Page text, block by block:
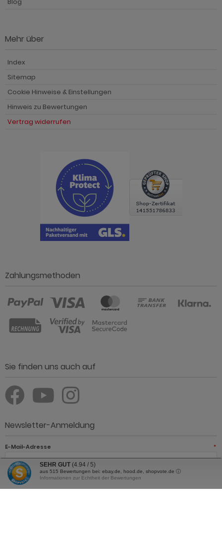
Mehr über
Index
Sitemap
Cookie Hinweise & Einstellungen
Hinweis zu Bewertungen
Vertrag widerrufen
Zahlungsmethoden
Sie finden uns auch auf
Newsletter-Anmeldung
E-Mail-Adresse *
JETZT ANMELDEN
SEHR GUT (4.94 / 5)
aus 515 Bewertungen bei: ebay.de, hood.de, shopvote.de ⓘ
Informationen zur Echtheit der Bewertungen